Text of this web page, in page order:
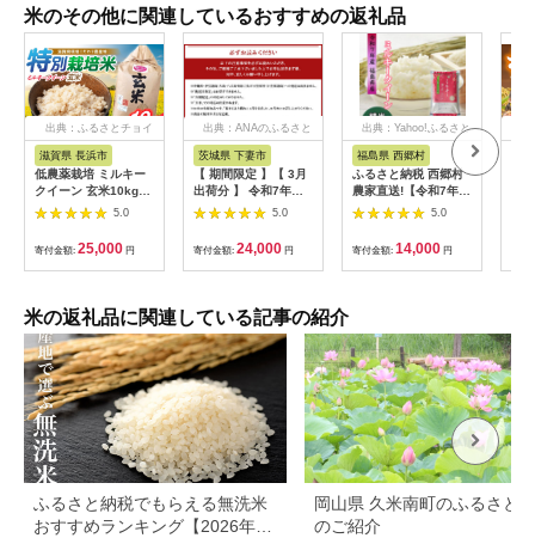
米のその他に関連しているおすすめの返礼品
出典：ふるさとチョイ
滋賀県 長浜市
低農薬栽培 ミルキー
クイーン 玄米10kg
滋賀県長浜市/有限会
社もりかわ農場
[AQBL025]
5.0
寄付金額: 25,000 円
出典：ANAのふるさと
茨城県 下妻市
【 期間限定 】【 3月
出荷分 】 令和7年産
茨城県産 ミルキーク
イーン 12kg ( 5kg ×
2袋 + 2kg × 1袋 ) 【
米 お米 白米 茨城県産
ごはん こめ 国産 ミル
ら もっちり 12kg
10kg 2kg 】
5.0
寄付金額: 24,000 円
出典：Yahoo!ふるさと
納税
福島県 西郷村
ふるさと納税 西郷村
農家直送!【令和7年
産】ミルキークイーン
精米5kg 一等米!
5.0
寄付金額: 14,000 円
米の返礼品に関連している記事の紹介
ふるさと納税でもらえる無洗米
おすすめランキング【2026年最
岡山県 久米南町のふるさと
のご紹介